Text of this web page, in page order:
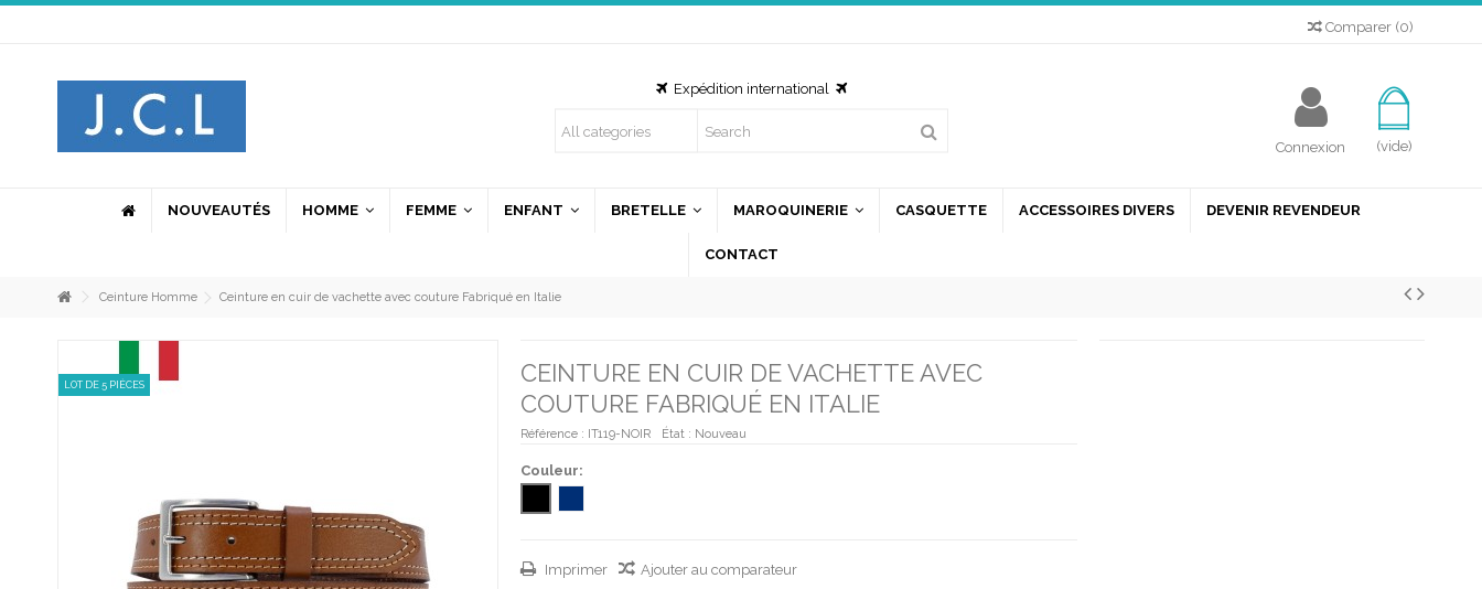
Nous utilisons des cookies
pour améliorer votre expérience de navigation sur notre site,
ciblées, pour analyser le trafic de notre site et pour comprendre
la provenance de nos visiteurs.
Comparer (0)
Expédition international
(vide)
Connexion
NOUVEAUTÉS HOMME FEMME ENFANT BRETELLE MAROQUINERIE CASQUETTE ACCESSOIRES DIVERS DEVENIR REVENDEUR
CONTACT
Ceinture Homme Ceinture en cuir de vachette avec couture Fabriqué en Italie
LOT DE 5 PIÈCES
CEINTURE EN CUIR DE VACHETTE AVEC
COUTURE FABRIQUÉ EN ITALIE
Référence : IT119-NOIR État : Nouveau
Couleur:
Imprimer Ajouter au comparateur